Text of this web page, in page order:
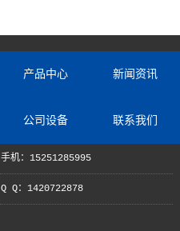
产品中心 新闻资讯
公司设备 联系我们
手机：15251285995
Q Q：1420722878